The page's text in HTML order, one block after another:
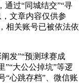
通过“同城结交”“寻
文章内容仅供参
相关账号已被依法依
发”“预测球赛成
”“大公公掉坑”等逻
“心跳存档”、微信账